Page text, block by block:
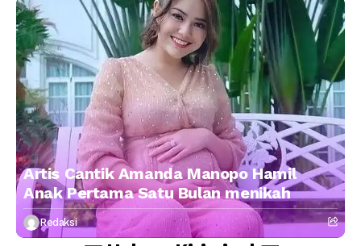
Artis Cantik Amanda Manopo Hamil
Anak Pertama Satu Bulan menikah
Redaksi